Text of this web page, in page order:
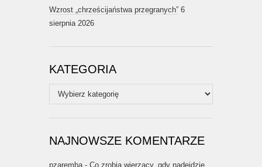
Wzrost „chrześcijaństwa przegranych” 6
sierpnia 2026
KATEGORIA
Kategoria
NAJNOWSZE KOMENTARZE
pzaremba - Co zrobią wierzący, gdy nadejdzie